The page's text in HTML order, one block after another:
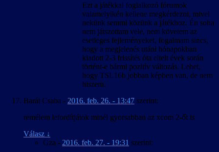
Ezt a játékkal foglalkozó fórumok
valamelyikén kellene megkérdezni, mivel
nekünk semmi közünk a játékhoz. Én soha
nem játszottam vele, nem követem az
esetleges fejleményeket, fogalmam sincs,
hogy a megjelenés utáni hónapokban
kiadott 2-3 frissítés óta eltelt évek során
történt-e bármi pozitív változás. Lehet,
hogy TSL16b jobban képben van, de nem
hiszem.
Barát Csaba - 2016. feb. 26. - 13:47 szerint:
remélem lefordítjátok minél gyorsabban az xcom 2-őt is
Válasz ↓
Gza - 2016. feb. 27. - 19:31 szerint: